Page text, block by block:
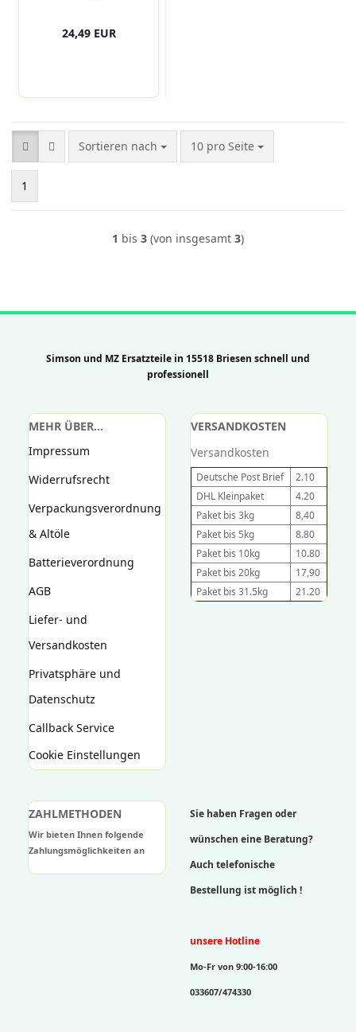
H130mm
24,49 EUR
Sortieren nach
Sortieren nach 10 pro Seite
pro Seite
1
1 bis 3 (von insgesamt 3)
Simson und MZ Ersatzteile in 15518 Briesen schnell und
professionell
MEHR ÜBER...
Impressum
Widerrufsrecht
Verpackungsverordnung
& Altöle
Batterieverordnung
AGB
Liefer- und
Versandkosten
Privatsphäre und
Datenschutz
Callback Service
Cookie Einstellungen
VERSANDKOSTEN
Versandkosten
Deutsche Post Brief
2.10
DHL Kleinpaket
4.20
Paket bis 3kg
8,40
Paket bis 5kg
8.80
Paket bis 10kg
10.80
Paket bis 20kg
17,90
Paket bis 31.5kg
21.20
ZAHLMETHODEN
Wir bieten Ihnen folgende
Zahlungsmöglichkeiten an
Sie haben Fragen oder
wünschen eine Beratung?
Auch telefonische
Bestellung ist möglich !
unsere Hotline
Mo-Fr von 9:00-16:00
033607/474330